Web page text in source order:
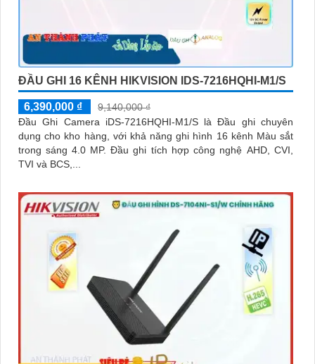
ĐẦU GHI 16 KÊNH HIKVISION IDS-7216HQHI-M1/S
6,390,000 ₫
9,140,000 ₫
Đầu Ghi Camera iDS-7216HQHI-M1/S là Đầu ghi chuyên
dụng cho kho hàng, với khả năng ghi hình 16 kênh Màu sắt
trong sáng 4.0 MP. Đầu ghi tích hợp công nghệ AHD, CVI,
TVI và BCS,...